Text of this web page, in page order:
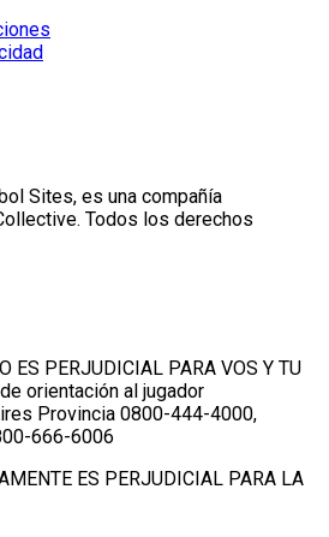
Sites, es una compañía
Todos los derechos
ES PERJUDICIAL PARA VOS Y TU
orientación al jugador
Provincia 0800-444-4000,
666-6006
ES PERJUDICIAL PARA LA